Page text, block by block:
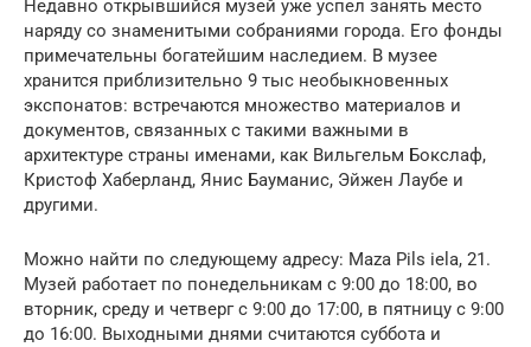
Недавно открывшийся музей уже успел занять место
наряду со знаменитыми собраниями города. Его фонды
примечательны богатейшим наследием. В музее
хранится приблизительно 9 тыс необыкновенных
экспонатов: встречаются множество материалов и
документов, связанных с такими важными в
архитектуре страны именами, как Вильгельм Бокслаф,
Кристоф Хаберланд, Янис Бауманис, Эйжен Лаубе и
другими.
Можно найти по следующему адресу: Maza Pils iela, 21.
Музей работает по понедельникам с 9:00 до 18:00, во
вторник, среду и четверг с 9:00 до 17:00, в пятницу с 9:00
до 16:00. Выходными днями считаются суббота и